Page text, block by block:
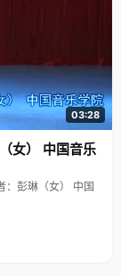
03:28
女） 中国音乐
：彭琳（女） 中国